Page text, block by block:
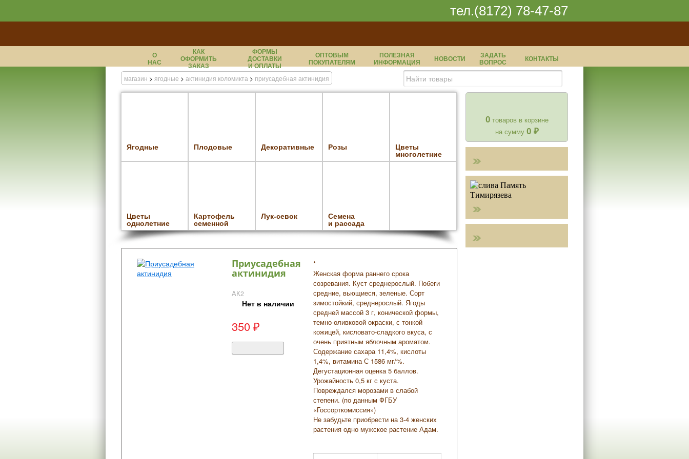
тел.(8172) 78-47-87
О
НАС
КАК
ОФОРМИТЬ
ЗАКАЗ
ФОРМЫ
ДОСТАВКИ
И ОПЛАТЫ
ОПТОВЫМ
ПОКУПАТЕЛЯМ
ПОЛЕЗНАЯ
ИНФОРМАЦИЯ
НОВОСТИ
ЗАДАТЬ
ВОПРОС
КОНТАКТЫ
магазин > ягодные > актинидия коломикта > приусадебная актинидия
0товаров в корзине
на сумму 0 ₽
Ягодные Плодовые Декоративные Розы
Цветы
многолетние
Цветы
однолетние
Картофель
семенной
Лук-севок
Семена
и рассада
*
Женская форма раннего срока
созревания. Куст среднерослый. Побеги
средние, вьющиеся, зеленые. Сорт
зимостойкий, среднерослый. Ягоды
средней массой 3 г, конической формы,
темно-оливковой окраски, с тонкой
кожицей, кисловато-сладкого вкуса, с
очень приятным яблочным ароматом.
Содержание сахара 11,4%, кислоты
1,4%, витамина С 1586 мг/%.
Дегустационная оценка 5 баллов.
Урожайность 0,5 кг с куста.
Повреждался морозами в слабой
степени. (по данным ФГБУ
«Госсорткомиссия»)
Не забудьте приобрести на 3-4 женских
растения одно мужское растение Адам.
Приусадебная
актинидия
АК2
Нет в наличии
350 ₽